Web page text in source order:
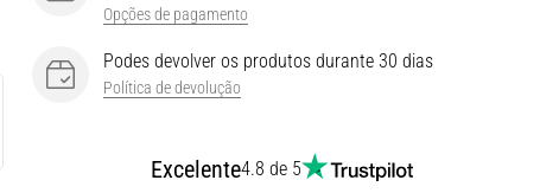
Opções de pagamento
Podes devolver os produtos durante 30 dias
Política de devolução
Excelente4.8 de 5